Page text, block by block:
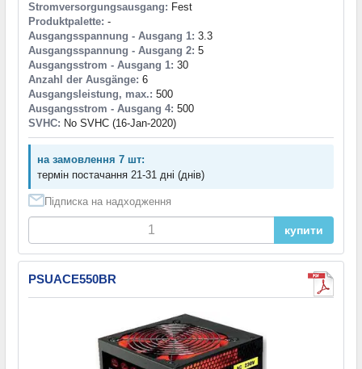
Stromversorgungsausgang: Fest
Produktpalette: -
Ausgangsspannung - Ausgang 1: 3.3
Ausgangsspannung - Ausgang 2: 5
Ausgangsstrom - Ausgang 1: 30
Anzahl der Ausgänge: 6
Ausgangsleistung, max.: 500
Ausgangsstrom - Ausgang 4: 500
SVHC: No SVHC (16-Jan-2020)
на замовлення 7 шт:
термін постачання 21-31 дні (днів)
Підписка на надходження
купити
PSUACE550BR